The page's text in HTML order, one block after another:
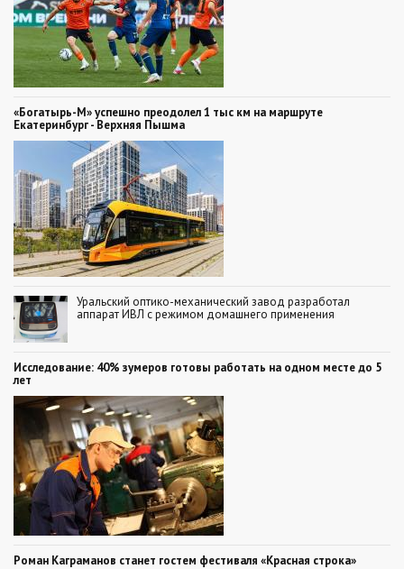
«Богатырь-М» успешно преодолел 1 тыс км на маршруте
Екатеринбург - Верхняя Пышма
Уральский оптико-механический завод разработал
аппарат ИВЛ с режимом домашнего применения
Исследование: 40% зумеров готовы работать на одном месте до 5
лет
Роман Каграманов станет гостем фестиваля «Красная строка»